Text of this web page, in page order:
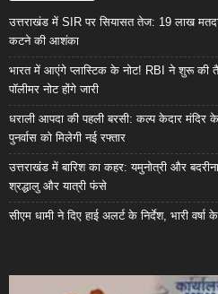
उत्तराखंड में SIR पर सियासत तेज: 19 लाख
कटने की आशंका
भारत में आएंगे प्लास्टिक के नोट! RBI ने शुरू की
पॉलीमर नोट होंगे जारी
धराली आपदा की पहली बरसी: कल्प केदार मंदिर के
पुनर्वास को मिलेगी नई रफ्तार
उत्तराखंड में बारिश का कहर: यमुनोत्री और
श्रद्धालु और यात्री फंसे
सीएम धामी ने दिए हाई अलर्ट के निर्देश, भारी